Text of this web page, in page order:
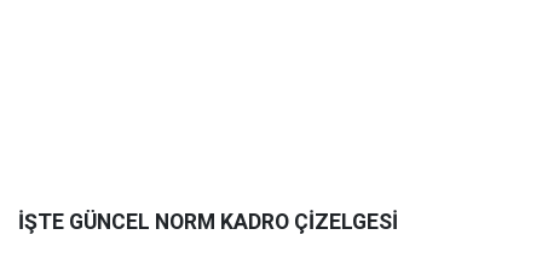
İŞTE GÜNCEL NORM KADRO ÇİZELGESİ